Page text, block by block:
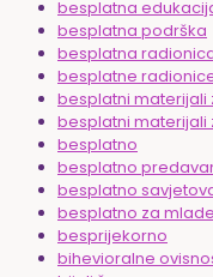
besplatna
besplatna podrška
besplatna
besplatne
besplatni materijali
besplatni materijali
besplatno
besplatno
besplatno
besplatno za mlade
besprijekorno
bihevioralne